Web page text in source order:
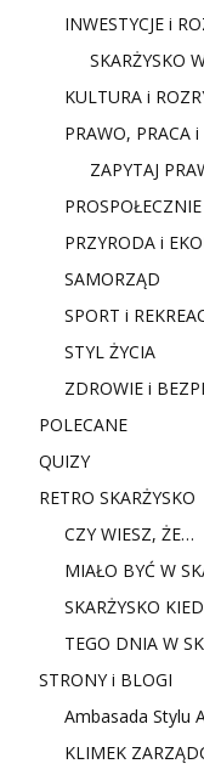
INWESTYCJE i
SKARŻYSKO
KULTURA i
PRAWO, PRACA
ZAPYTAJ
PRZYRODA i
SAMORZĄD
SPORT i
STYL ŻYCIA
ZDROWIE i
POLECANE
QUIZY
RETRO SKARŻYSKO
CZY WIESZ, ŻE…
MIAŁO BYĆ W
SKARŻYSKO
TEGO DNIA W
STRONY i BLOGI
Ambasada Stylu
KLIMEK